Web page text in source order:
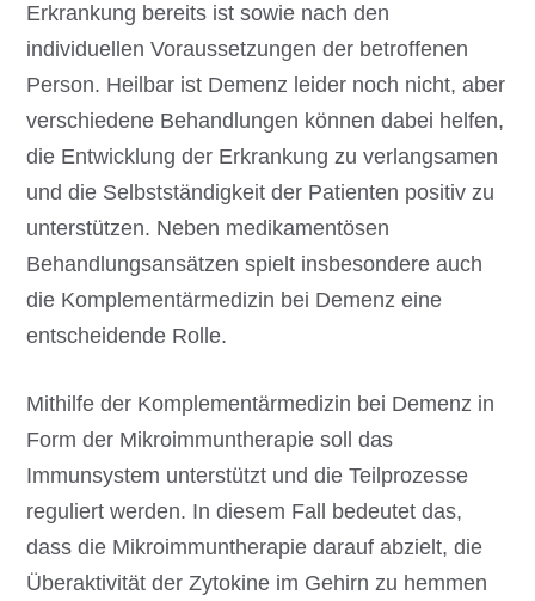
Erkrankung bereits ist sowie nach den
individuellen Voraussetzungen der betroffenen
Person. Heilbar ist Demenz leider noch nicht, aber
verschiedene Behandlungen können dabei helfen,
die Entwicklung der Erkrankung zu verlangsamen
und die Selbstständigkeit der Patienten positiv zu
unterstützen. Neben medikamentösen
Behandlungsansätzen spielt insbesondere auch
die Komplementärmedizin bei Demenz eine
entscheidende Rolle.
Mithilfe der Komplementärmedizin bei Demenz in
Form der Mikroimmuntherapie soll das
Immunsystem unterstützt und die Teilprozesse
reguliert werden. In diesem Fall bedeutet das,
dass die Mikroimmuntherapie darauf abzielt, die
Überaktivität der Zytokine im Gehirn zu hemmen